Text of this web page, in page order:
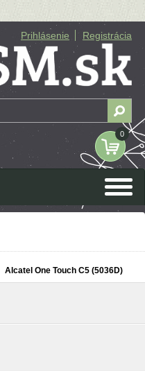
Prihlásenie Registrácia
0
Alcatel One Touch C5 (5036D)